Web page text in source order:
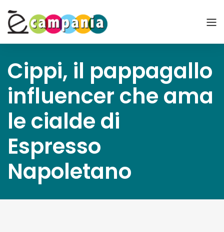
Cippi, il pappagallo
influencer che ama
le cialde di
Espresso
Napoletano